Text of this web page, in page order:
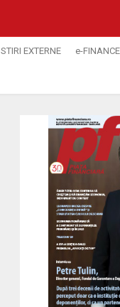
STIRI EXTERNE e-FINANCE